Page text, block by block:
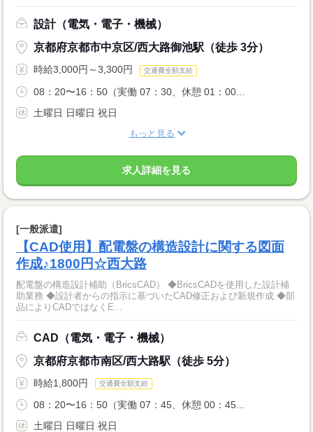
設計（電気・電子・機械）
京都府京都市中京区/西大路御池駅（徒歩 3分）
時給3,000円～3,300円 交通費全額支給
08：20〜16：50（実働 07：30、休憩 01：00...
土曜日 日曜日 祝日
もっと見る
求人詳細を見る
[一般派遣]
【CAD使用】配電盤の構造設計に関する図面
作成♪1800円☆西大路
配電盤の構造設計補助（BricsCAD） ◆BricsCADを使用した設計補
助業務 ◆設計者からの指示に基づいたCAD修正および新規作成 ◆部
品によりCADではなくE...
CAD（電気・電子・機械）
京都府京都市南区/西大路駅（徒歩 5分）
時給1,800円 交通費全額支給
08：20〜16：50（実働 07：45、休憩 00：45...
土曜日 日曜日 祝日